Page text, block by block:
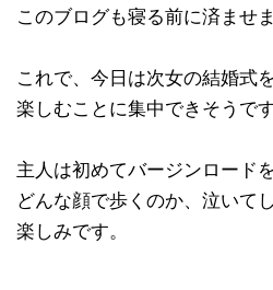
このブログも寝る前に済ませま
これで、今日は次女の結婚式
楽しむことに集中できそうです
主人は初めてバージンロード
どんな顔で歩くのか、泣いて
楽しみです。